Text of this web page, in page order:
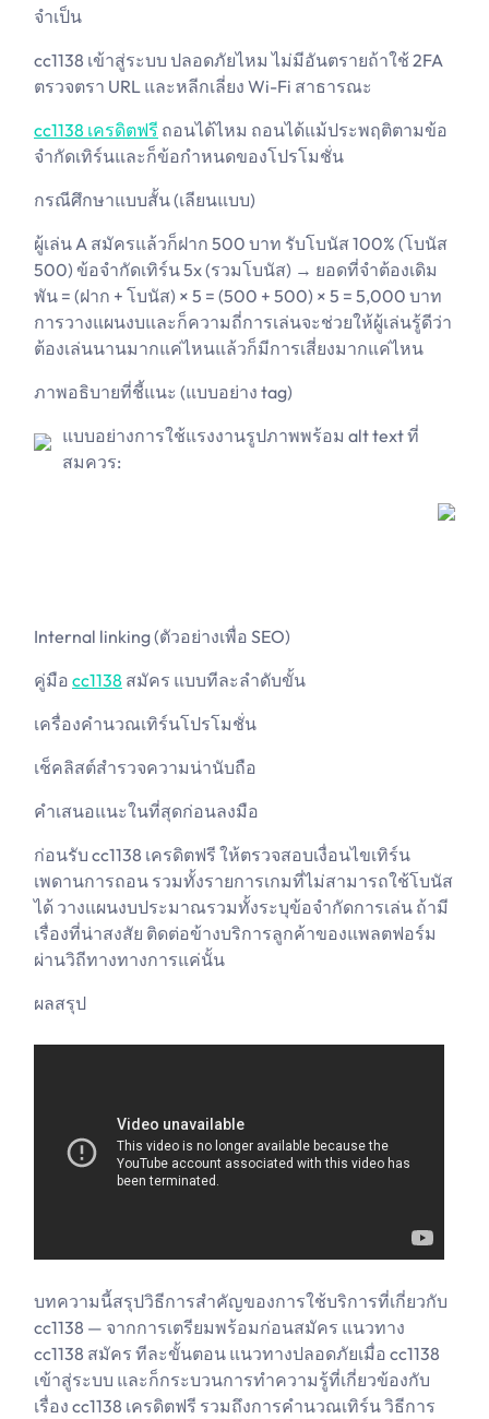
จำเป็น
cc1138 เข้าสู่ระบบ ปลอดภัยไหม ไม่มีอันตรายถ้าใช้ 2FA
ตรวจตรา URL และหลีกเลี่ยง Wi-Fi สาธารณะ
cc1138 เครดิตฟรี ถอนได้ไหม ถอนได้แม้ประพฤติตามข้อ
จำกัดเทิร์นและก็ข้อกำหนดของโปรโมชั่น
กรณีศึกษาแบบสั้น (เลียนแบบ)
ผู้เล่น A สมัครแล้วก็ฝาก 500 บาท รับโบนัส 100% (โบนัส
500) ข้อจำกัดเทิร์น 5x (รวมโบนัส) → ยอดที่จำต้องเดิม
พัน = (ฝาก + โบนัส) × 5 = (500 + 500) × 5 = 5,000 บาท
การวางแผนงบและก็ความถี่การเล่นจะช่วยให้ผู้เล่นรู้ดีว่า
ต้องเล่นนานมากแค่ไหนแล้วก็มีการเสี่ยงมากแค่ไหน
ภาพอธิบายที่ชี้แนะ (แบบอย่าง tag)
แบบอย่างการใช้แรงงานรูปภาพพร้อม alt text ที่
สมควร:
Internal linking (ตัวอย่างเพื่อ SEO)
คู่มือ cc1138 สมัคร แบบทีละลำดับขั้น
เครื่องคำนวณเทิร์นโปรโมชั่น
เช็คลิสต์สำรวจความน่านับถือ
คำเสนอแนะในที่สุดก่อนลงมือ
ก่อนรับ cc1138 เครดิตฟรี ให้ตรวจสอบเงื่อนไขเทิร์น
เพดานการถอน รวมทั้งรายการเกมที่ไม่สามารถใช้โบนัส
ได้ วางแผนงบประมาณรวมทั้งระบุข้อจำกัดการเล่น ถ้ามี
เรื่องที่น่าสงสัย ติดต่อข้างบริการลูกค้าของแพลตฟอร์ม
ผ่านวิถีทางทางการแค่นั้น
ผลสรุป
บทความนี้สรุปวิธีการสำคัญของการใช้บริการที่เกี่ยวกับ
cc1138 — จากการเตรียมพร้อมก่อนสมัคร แนวทาง
cc1138 สมัคร ทีละขั้นตอน แนวทางปลอดภัยเมื่อ cc1138
เข้าสู่ระบบ และก็กระบวนการทำความรู้ที่เกี่ยวข้องกับ
เรื่อง cc1138 เครดิตฟรี รวมถึงการคำนวณเทิร์น วิธีการ